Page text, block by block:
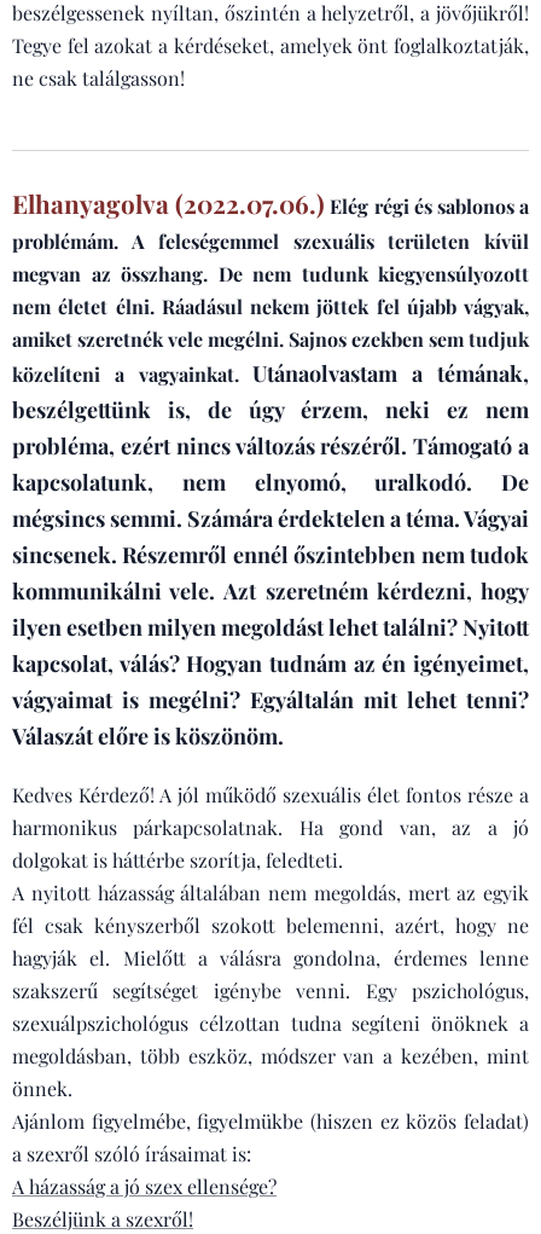
beszélgessenek nyíltan, őszintén a helyzetről, a jövőjükről!
Tegye fel azokat a kérdéseket, amelyek önt foglalkoztatják,
ne csak találgasson!
Elhanyagolva (2022.07.06.) Elég régi és sablonos a
problémám. A feleségemmel szexuális területen kívül
megvan az összhang. De nem tudunk kiegyensúlyozott
nem életet élni. Ráadásul nekem jöttek fel újabb vágyak,
amiket szeretnék vele megélni. Sajnos ezekben sem tudjuk
közelíteni a vagyainkat.Utánaolvastam a témának,
beszélgettünk is, de úgy érzem, neki ez nem
probléma, ezért nincs változás részéről. Támogató a
kapcsolatunk, nem elnyomó, uralkodó. De
mégsincs semmi. Számára érdektelen a téma. Vágyai
sincsenek. Részemről ennél őszintebben nem tudok
kommunikálni vele.Azt szeretném kérdezni, hogy
ilyen esetben milyen megoldást lehet találni? Nyitott
kapcsolat, válás? Hogyan tudnám az én igényeimet,
vágyaimat is megélni? Egyáltalán mit lehet tenni?
Válaszát előre is köszönöm.
Kedves Kérdező! A jól működő szexuális élet fontos része a
harmonikus párkapcsolatnak. Ha gond van, az a jó
dolgokat is háttérbe szorítja, feledteti.
A nyitott házasság általában nem megoldás, mert az egyik
fél csak kényszerből szokott belemenni, azért, hogy ne
hagyják el. Mielőtt a válásra gondolna, érdemes lenne
szakszerű segítséget igénybe venni. Egy pszichológus,
szexuálpszichológus célzottan tudna segíteni önöknek a
megoldásban, több eszköz, módszer van a kezében, mint
önnek.
Ajánlom figyelmébe, figyelmükbe (hiszen ez közös feladat)
a szexről szóló írásaimat is:
A házasság a jó szex ellensége?
Beszéljünk a szexről!